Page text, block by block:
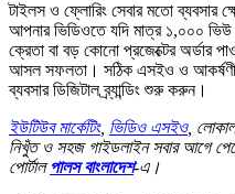
টাইলস ও ফ্লোরিং সেবার মতো ব্যবসার
আপনার ভিডিওতে যদি মাত্র ১,০০০
ক্রেতা বা বড় কোনো প্রজেক্টের অর্ডার
আসল সফলতা। সঠিক এসইও ও
ব্যবসার ডিজিটাল ব্র্যান্ডিং শুরু করুন।
ইউটিউব মার্কেটিং, ভিডিও এসইও,
নিখুঁত ও সহজ গাইডলাইন সবার আগে
পোর্টালপালস বাংলাদেশ-এ।